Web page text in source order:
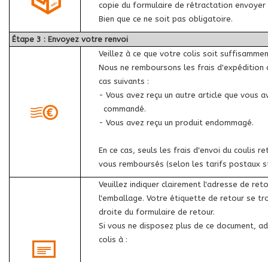
copie du formulaire de rétractation envoyer
Bien que ce ne soit pas obligatoire.
Étape 3 : Envoyez votre renvoi
Veillez à ce que votre colis soit
Nous ne remboursons les frais d'expédition
cas suivants :
- Vous avez reçu un autre article que vous
commandé.
- Vous avez reçu un produit endommagé.
En ce cas, seuls les frais d'envoi du coulis
vous remboursés (selon les tarifs postaux
Veuillez indiquer clairement l'adresse de
l'emballage. Votre étiquette de retour se
droite du formulaire de retour.
Si vous ne disposez plus de ce document,
colis à :